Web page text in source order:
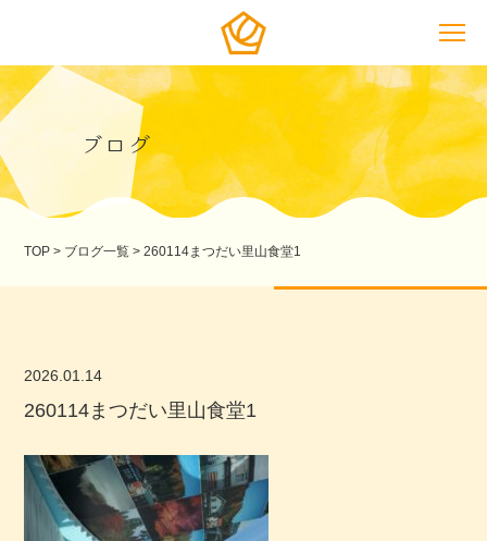
ブログ
TOP > ブログ一覧 >260114まつだい里山食堂1
2026.01.14
260114まつだい里山食堂1